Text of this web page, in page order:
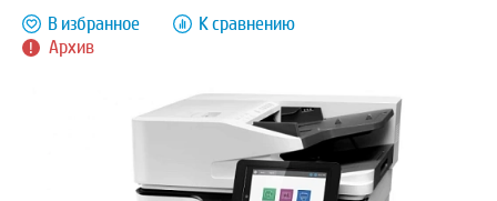
Архив
В избранное К сравнению